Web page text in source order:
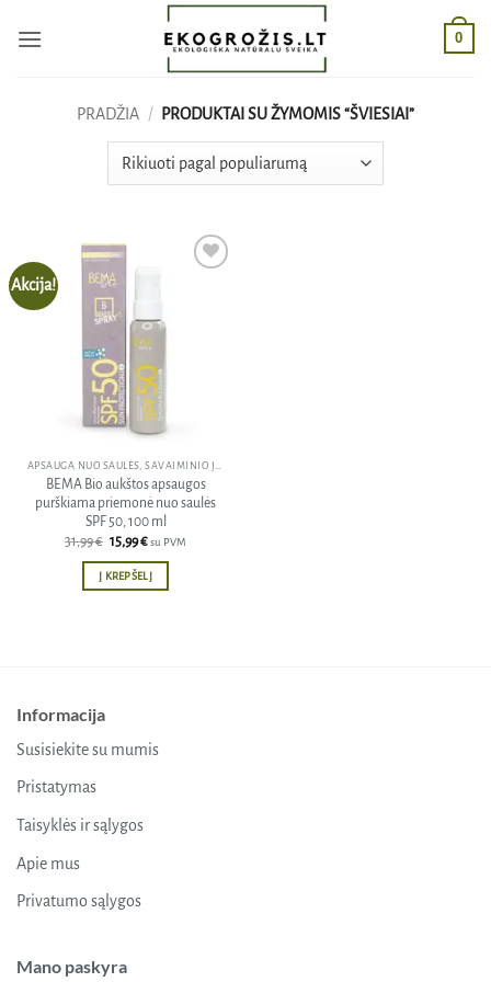
0
PRADŽIA / PRODUKTAI SU ŽYMOMIS “ŠVIESIAI”
Akcija!
APSAUGA NUO SAULĖS, SAVAIMINIO ĮDEGIO KREMAI
BEMA Bio aukštos apsaugos
purškiama priemonė nuo saulės
SPF 50, 100 ml
31,99€ Original
was:
31,99 €.
15,99€Current
is:
15,99 €.
su PVM
Į KREPŠELĮ
Informacija
Susisiekite su mumis
Pristatymas
Taisyklės ir sąlygos
Apie mus
Privatumo sąlygos
Mano paskyra